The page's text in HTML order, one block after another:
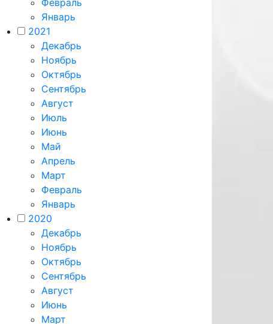
Февраль
Январь
2021
Декабрь
Ноябрь
Октябрь
Сентябрь
Август
Июль
Июнь
Май
Апрель
Март
Февраль
Январь
2020
Декабрь
Ноябрь
Октябрь
Сентябрь
Август
Июнь
Март